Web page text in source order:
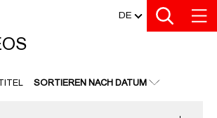
DE
SORTIEREN NACH DATUM